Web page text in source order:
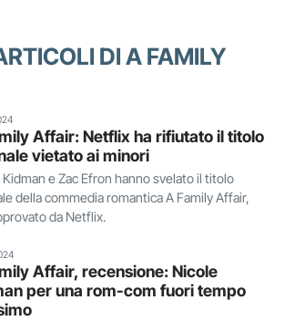
DI A FAMILY
Affair: Netflix ha rifiutato il titolo
vietato ai minori
Kidman e Zac Efron hanno svelato il titolo
della commedia romantica A Family Affair,
da Netflix.
Affair, recensione: Nicole
per una rom-com fuori tempo